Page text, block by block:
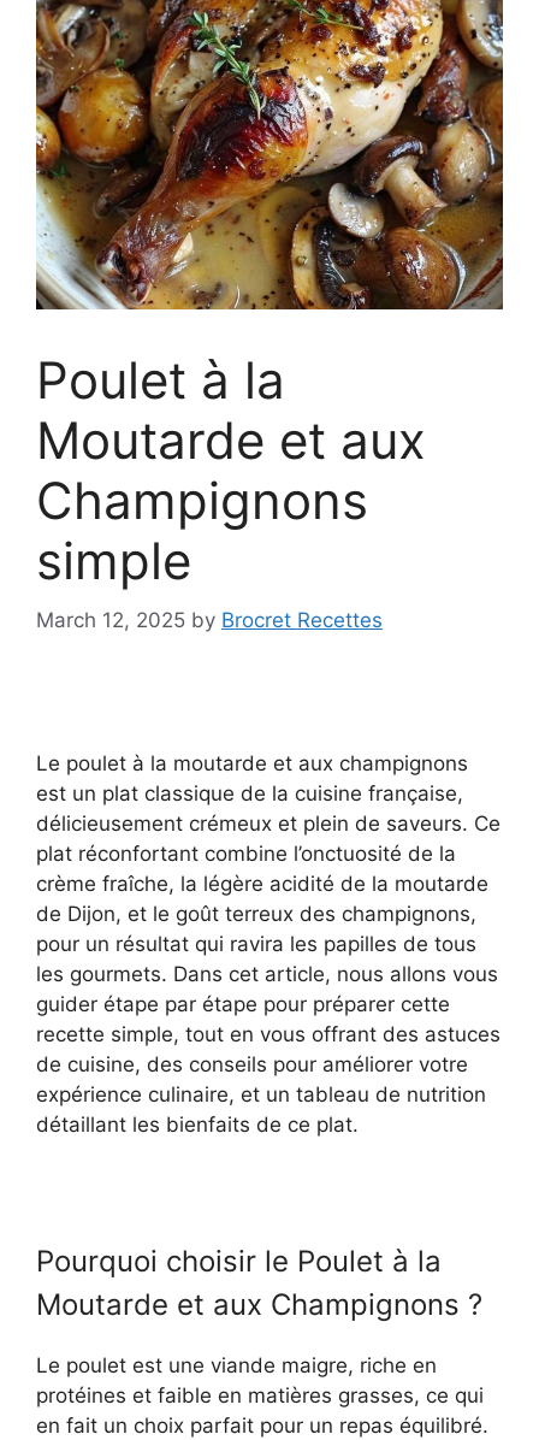
Poulet à la
Moutarde et aux
Champignons
simple
March 12, 2025 by Brocret Recettes
Le poulet à la moutarde et aux champignons
est un plat classique de la cuisine française,
délicieusement crémeux et plein de saveurs. Ce
plat réconfortant combine l’onctuosité de la
crème fraîche, la légère acidité de la moutarde
de Dijon, et le goût terreux des champignons,
pour un résultat qui ravira les papilles de tous
les gourmets. Dans cet article, nous allons vous
guider étape par étape pour préparer cette
recette simple, tout en vous offrant des astuces
de cuisine, des conseils pour améliorer votre
expérience culinaire, et un tableau de nutrition
détaillant les bienfaits de ce plat.
Pourquoi choisir le Poulet à la
Moutarde et aux Champignons ?
Le poulet est une viande maigre, riche en
protéines et faible en matières grasses, ce qui
en fait un choix parfait pour un repas équilibré.